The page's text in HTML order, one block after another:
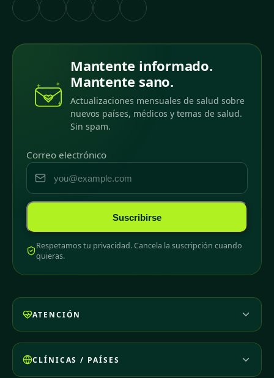
Mantente informado.
Mantente sano.
Actualizaciones mensuales de salud sobre
nuevos países, médicos y temas de salud.
Sin spam.
Correo electrónico
Suscribirse
Respetamos tu privacidad. Cancela la suscripción cuando
quieras.
ATENCIÓN
CLÍNICAS / PAÍSES